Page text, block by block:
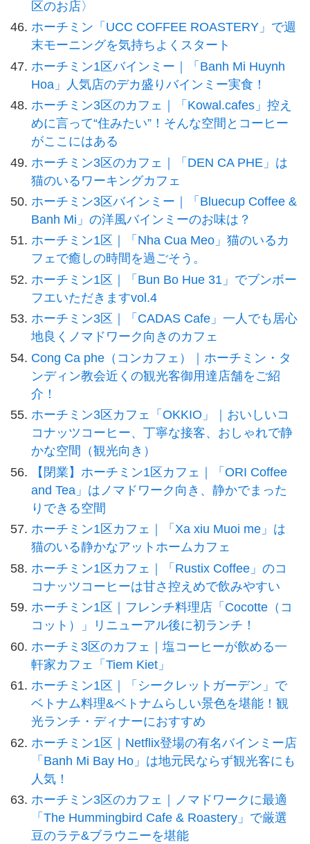
区のお店〉
ホーチミン「UCC COFFEE ROASTERY」で週
末モーニングを気持ちよくスタート
ホーチミン1区バインミー｜「Banh Mi Huynh
Hoa」人気店のデカ盛りバインミー実食！
ホーチミン3区のカフェ｜「Kowal.cafes」控え
めに言って“住みたい”！そんな空間とコーヒー
がここにはある
ホーチミン3区のカフェ｜「DEN CA PHE」は
猫のいるワーキングカフェ
ホーチミン3区バインミー｜「Bluecup Coffee &
Banh Mi」の洋風バインミーのお味は？
ホーチミン1区｜「Nha Cua Meo」猫のいるカ
フェで癒しの時間を過ごそう。
ホーチミン1区｜「Bun Bo Hue 31」でブンボー
フエいただきますvol.4
ホーチミン3区｜「CADAS Cafe」一人でも居心
地良くノマドワーク向きのカフェ
Cong Ca phe（コンカフェ）｜ホーチミン・タ
ンディン教会近くの観光客御用達店舗をご紹
介！
ホーチミン3区カフェ「OKKIO」｜おいしいコ
コナッツコーヒー、丁寧な接客、おしゃれで静
かな空間（観光向き）
【閉業】ホーチミン1区カフェ｜「ORI Coffee
and Tea」はノマドワーク向き、静かでまった
りできる空間
ホーチミン1区カフェ｜「Xa xiu Muoi me」は
猫のいる静かなアットホームカフェ
ホーチミン1区カフェ｜「Rustix Coffee」のコ
コナッツコーヒーは甘さ控えめで飲みやすい
ホーチミン1区｜フレンチ料理店「Cocotte（コ
コット）」リニューアル後に初ランチ！
ホーチミ3区のカフェ｜塩コーヒーが飲める一
軒家カフェ「Tiem Kiet」
ホーチミン1区｜「シークレットガーデン」で
ベトナム料理&ベトナムらしい景色を堪能！観
光ランチ・ディナーにおすすめ
ホーチミン1区｜Netflix登場の有名バインミー店
「Banh Mi Bay Ho」は地元民ならず観光客にも
人気！
ホーチミン3区のカフェ｜ノマドワークに最適
「The Hummingbird Cafe & Roastery」で厳選
豆のラテ&ブラウニーを堪能